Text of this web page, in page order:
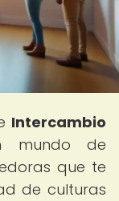
Intercambio
mundo de
que te
de culturas